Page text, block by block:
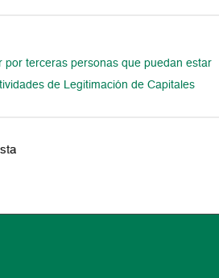
por terceras personas que puedan estar
de Legitimación de Capitales